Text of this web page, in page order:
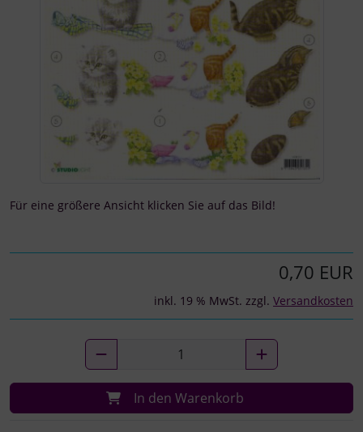
Für eine größere Ansicht klicken Sie auf das Bild!
0,70 EUR
inkl. 19 % MwSt. zzgl. Versandkosten
In den Warenkorb